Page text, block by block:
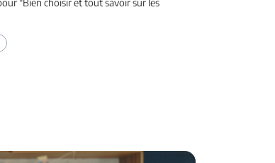
"Bien choisir et tout savoir sur les